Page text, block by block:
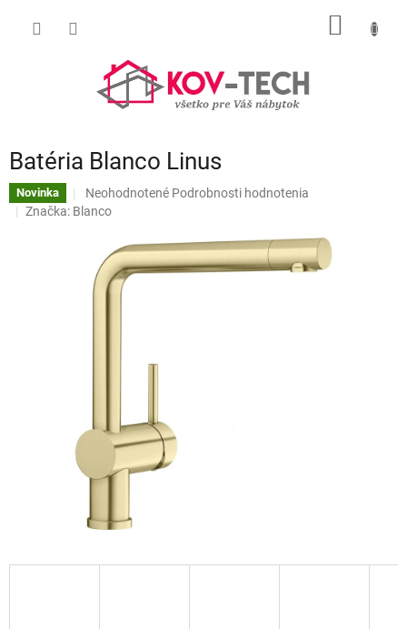
Batéria Blanco Linus
Novinka
Priemerné
hodnotenie
0,0
Neohodnotené Podrobnosti hodnotenia
Značka: Blanco